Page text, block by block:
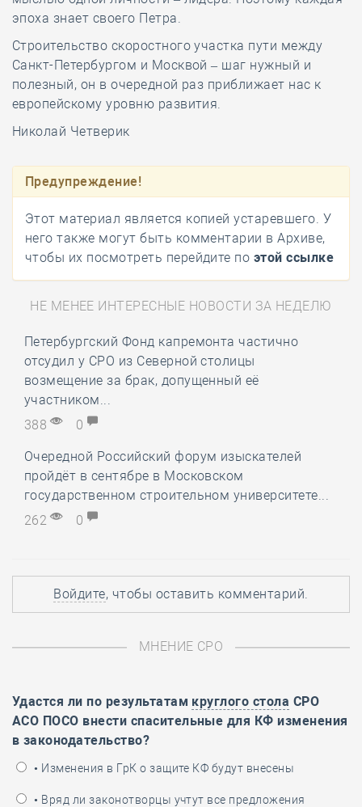
эпоха знает своего Петра.
Строительство скоростного участка пути между
Санкт-Петербургом и Москвой – шаг нужный и
полезный, он в очередной раз приближает нас к
европейскому уровню развития.
Николай Четверик
Предупреждение!
Этот материал является копией устаревшего. У
него также могут быть комментарии в Архиве,
чтобы их посмотреть перейдите по этой ссылке
НЕ МЕНЕЕ ИНТЕРЕСНЫЕ НОВОСТИ ЗА НЕДЕЛЮ
Петербургский Фонд капремонта частично
отсудил у СРО из Северной столицы
возмещение за брак, допущенный её
участником...
388
0
Очередной Российский форум изыскателей
пройдёт в сентябре в Московском
государственном строительном университете...
262
0
Войдите, чтобы оставить комментарий.
МНЕНИЕ СРО
Удастся ли по результатам круглого стола СРО
АСО ПОСО внести спасительные для КФ изменения
в законодательство?
• Изменения в ГрК о защите КФ будут внесены
• Вряд ли законотворцы учтут все предложения